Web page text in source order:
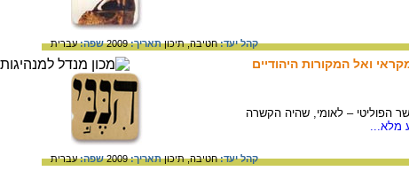
קהל יעד:חטיבה,תיכוןתאריך:2009 שפה:עברית
ואל המקורות היהודיים
הפוליטי – לאומי, שהיה הקשרה
מלא...
קהל יעד:חטיבה,תיכוןתאריך:2009 שפה:עברית